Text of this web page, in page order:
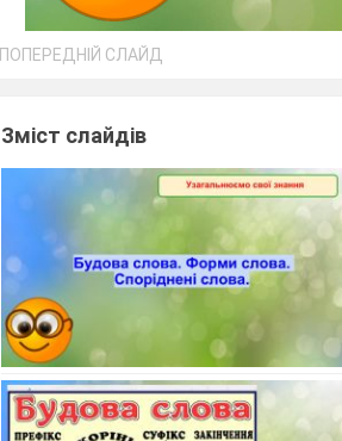
ПОПЕРЕДНІЙ СЛАЙД
Зміст слайдів